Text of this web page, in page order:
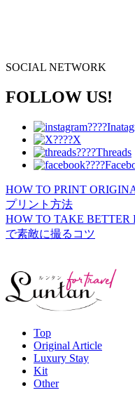
SOCIAL NETWORK
FOLLOW US!
X
Threads
HOW TO PRINT
プリント方法
HOW TO TAKE BETTER
で素敵に撮るコツ
Top
Original Article
Luxury Stay
Kit
Other